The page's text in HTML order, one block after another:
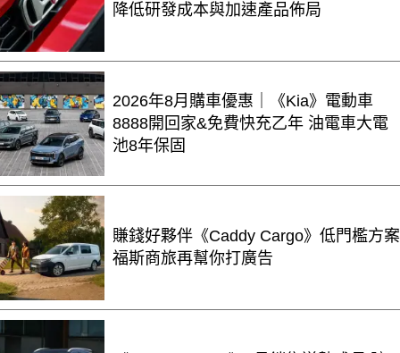
降低研發成本與加速產品佈局
2026年8月購車優惠｜《Kia》電動車
8888開回家&免費快充乙年 油電車大電
池8年保固
賺錢好夥伴《Caddy Cargo》低門檻方案
福斯商旅再幫你打廣告